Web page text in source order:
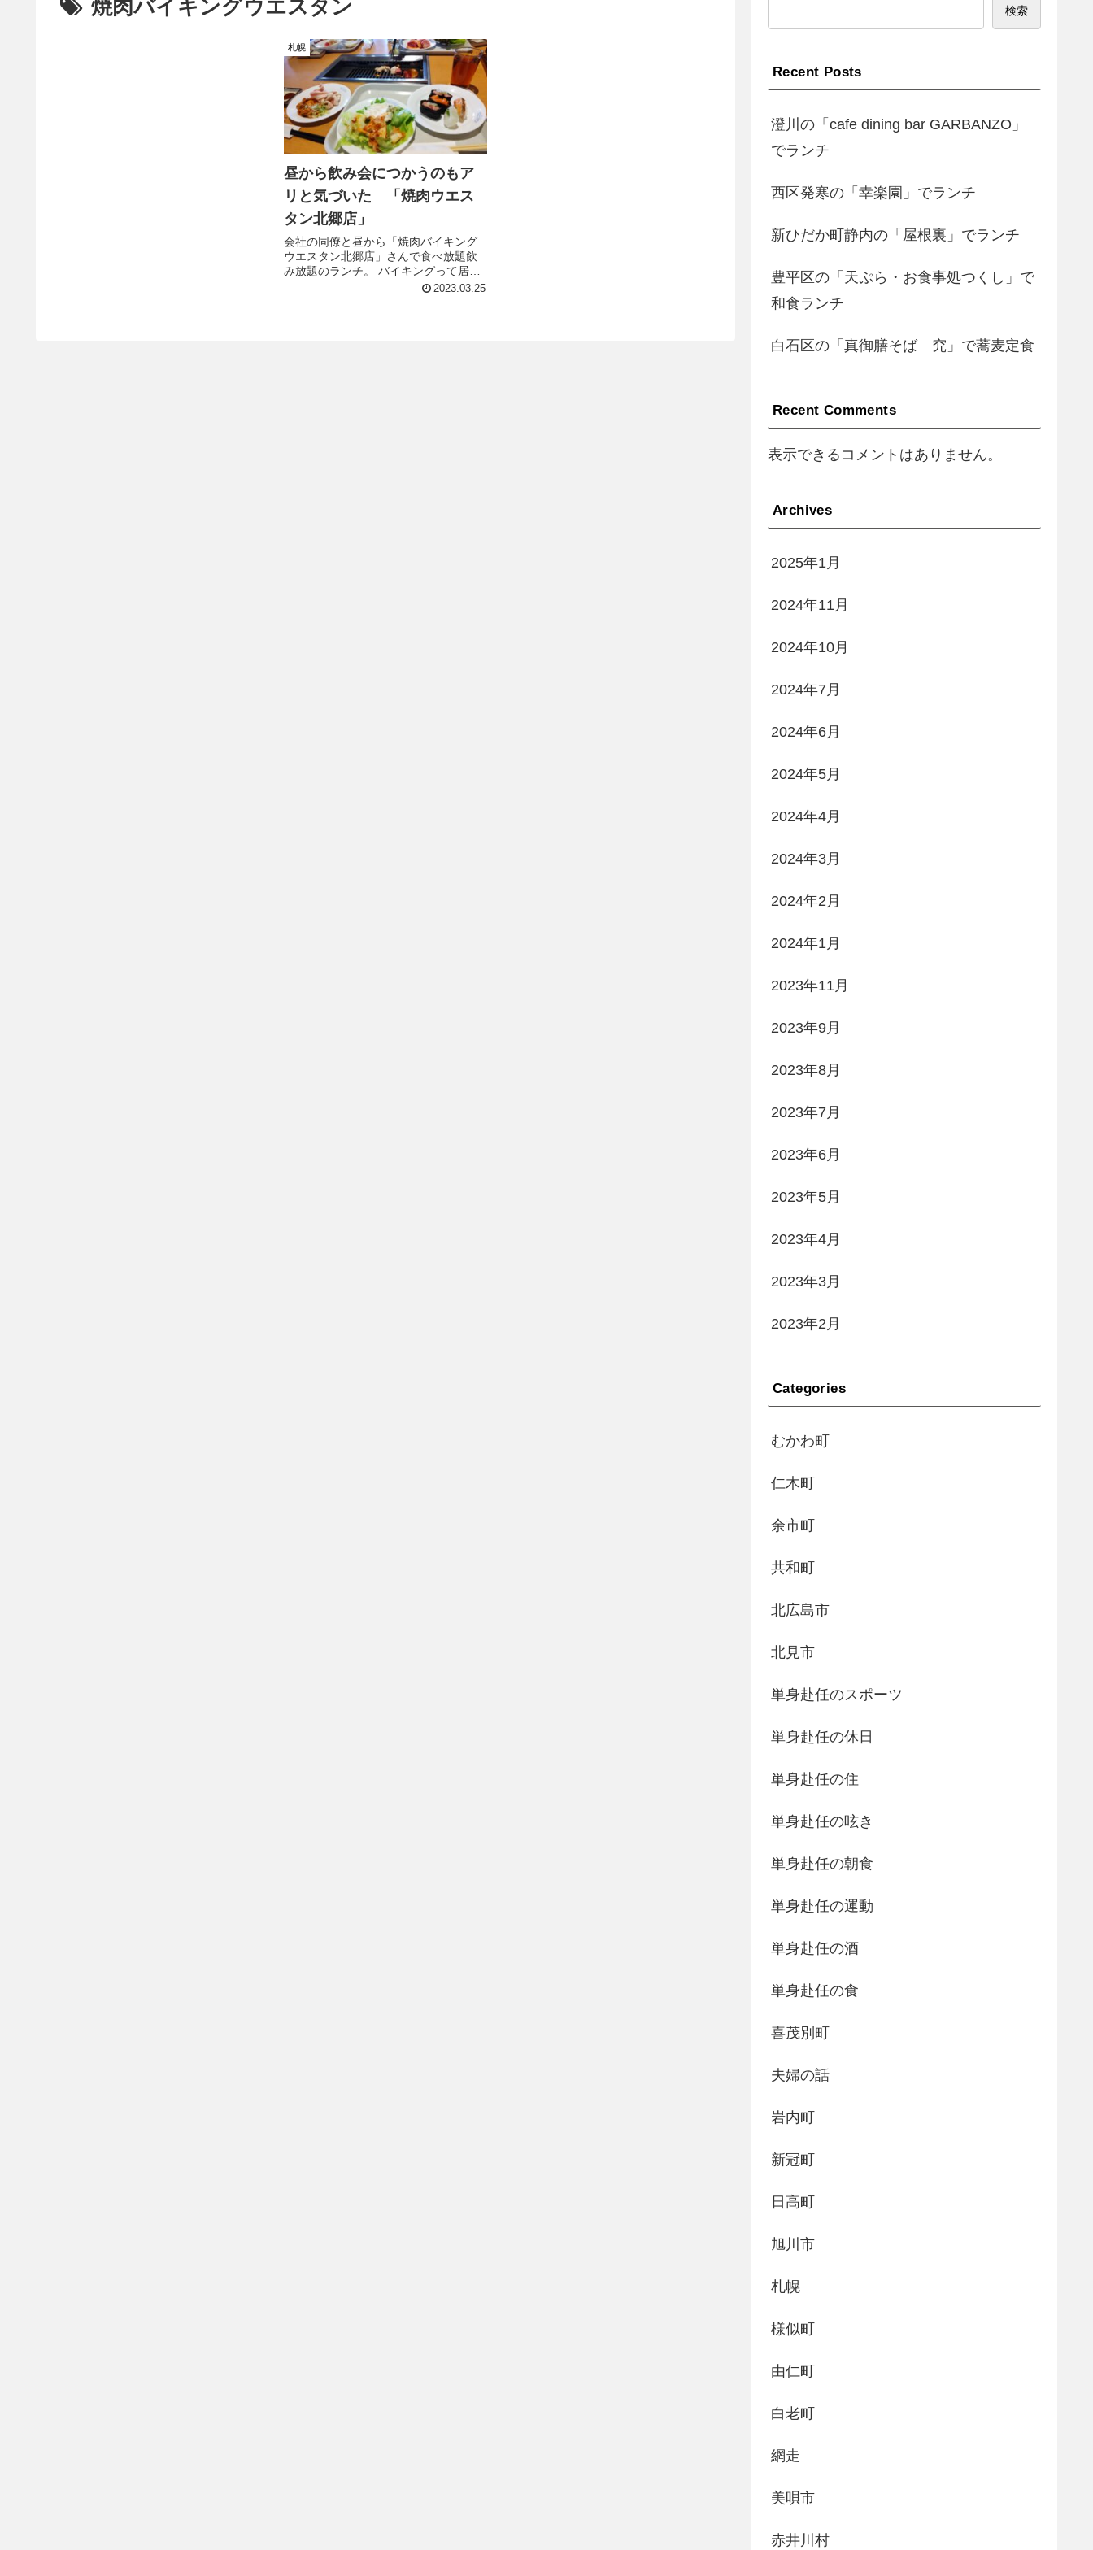
焼肉バイキングウエスタン
札幌
昼から飲み会につかうのもア
リと気づいた 「焼肉ウエス
タン北郷店」
会社の同僚と昼から「焼肉バイキング
ウエスタン北郷店」さんで食べ放題飲
み放題のランチ。 バイキングって居酒
屋とかと違って、自分の好きなものを
2023.03.25
検索
Recent Posts
澄川の「cafe dining bar GARBANZO」
でランチ
西区発寒の「幸楽園」でランチ
新ひだか町静内の「屋根裏」でランチ
豊平区の「天ぷら・お食事処つくし」で
和食ランチ
白石区の「真御膳そば 究」で蕎麦定食
Recent Comments
表示できるコメントはありません。
Archives
2025年1月
2024年11月
2024年10月
2024年7月
2024年6月
2024年5月
2024年4月
2024年3月
2024年2月
2024年1月
2023年11月
2023年9月
2023年8月
2023年7月
2023年6月
2023年5月
2023年4月
2023年3月
2023年2月
Categories
むかわ町
仁木町
余市町
共和町
北広島市
北見市
単身赴任のスポーツ
単身赴任の休日
単身赴任の住
単身赴任の呟き
単身赴任の朝食
単身赴任の運動
単身赴任の酒
単身赴任の食
喜茂別町
夫婦の話
岩内町
新冠町
日高町
旭川市
札幌
様似町
由仁町
白老町
網走
美唄市
赤井川村